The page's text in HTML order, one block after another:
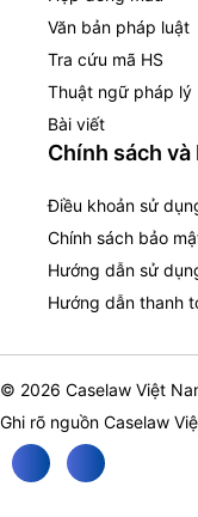
Văn bản pháp luật
Tra cứu mã HS
Thuật ngữ pháp lý
Bài viết
Chính sách và
Điều khoản sử
Chính sách bảo
Hướng dẫn sử
Hướng dẫn thanh
© 2026 Caselaw Việt
Ghi rõ nguồn Caselaw